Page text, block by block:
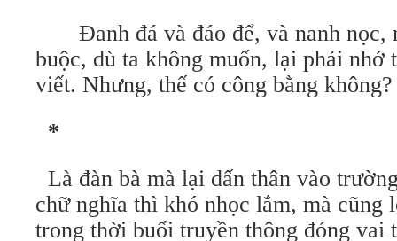
Đanh đá và đáo để, và nanh nọc,
buộc, dù ta không muốn, lại phải
viết. Nhưng, thế có công bằng không?
*
Là đàn bà mà lại dấn thân vào
chữ nghĩa thì khó nhọc lắm, mà cũng
trong thời buổi truyền thông đóng vai